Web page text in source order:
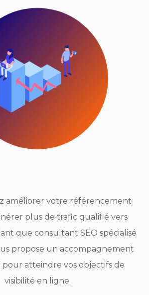
améliorer votre référencement
plus de trafic qualifié vers
que consultant SEO spécialisé
propose un accompagnement
pour atteindre vos objectifs de
visibilité en ligne.